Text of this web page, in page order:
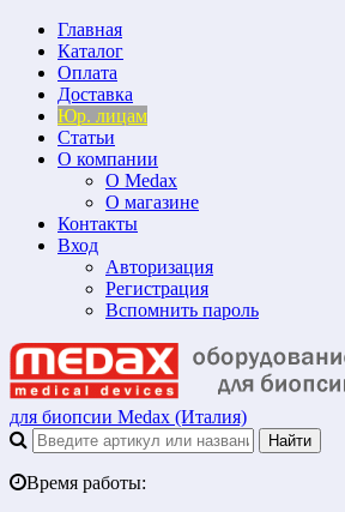
Главная
Каталог
Оплата
Доставка
Юр. лицам
Статьи
О компании
О Medax
О магазине
Контакты
Вход
Авторизация
Регистрация
Вспомнить пароль
для биопсии Medax (Италия)
Время работы: